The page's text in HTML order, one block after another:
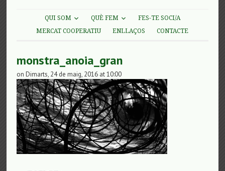
QUI SOM QUÈ FEM
FES-TE SOCI/A
MERCAT COOPERATIU
ENLLAÇOS CONTACTE
monstra_anoia_gran
on Dimarts, 24 de maig, 2016 at 10:00